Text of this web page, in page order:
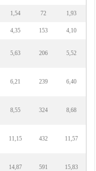
1,54 72 1,93
4,35 153 4,10
5,63 206 5,52
6,21 239 6,40
8,55 324 8,68
11,15 432 11,57
14,87 591 15,83